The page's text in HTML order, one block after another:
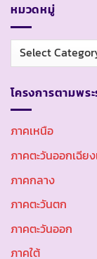
หมวดหมู่
หมวด
หมู่
โครงการตามพร
ภาคเหนือ
ภาคตะวันออกเฉีย
ภาคกลาง
ภาคตะวันตก
ภาคตะวันออก
ภาคใต้